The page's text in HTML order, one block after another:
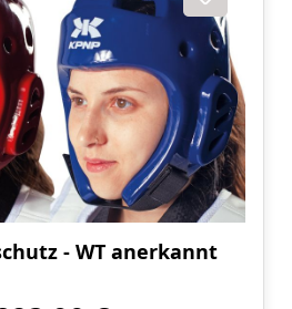
- WT anerkannt